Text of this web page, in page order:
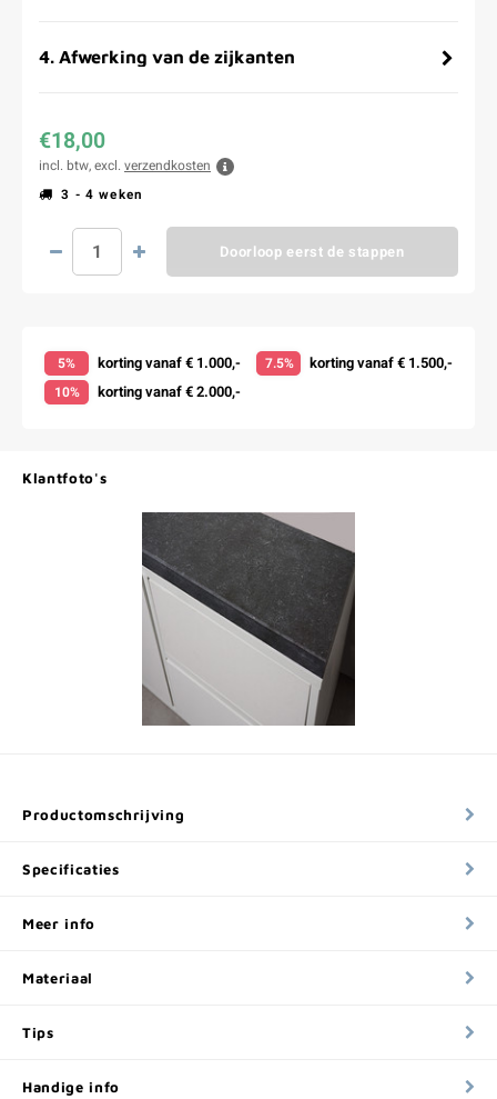
4. Afwerking van de zijkanten
€18,00
incl. btw, excl. verzendkosten
3 - 4 weken
Doorloop eerst de stappen
5% korting vanaf € 1.000,- 7.5% korting vanaf € 1.500,-
10% korting vanaf € 2.000,-
Klantfoto's
Productomschrijving
Specificaties
Meer info
Materiaal
Tips
Handige info